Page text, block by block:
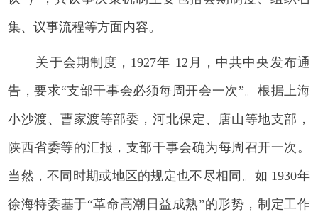
集、议事流程等方面内容。
关于会期制度，1927年 12月，中共中央发布通
告，要求“支部干事会必须每周开会一次”。根据上海
小沙渡、曹家渡等部委，河北保定、唐山等地支部，
陕西省委等的汇报，支部干事会确为每周召开一次。
当然，不同时期或地区的规定也不尽相同。如 1930年
徐海特委基于“革命高潮日益成熟”的形势，制定工作